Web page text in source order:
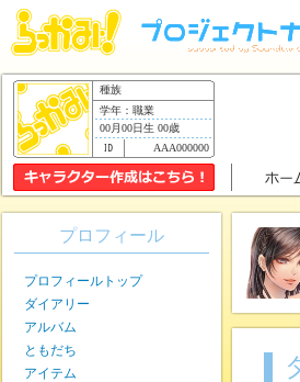
種族
学年：職業
00月00日生 00歳
AAA000000
プロフィール
プロフィールトップ
ダイアリー
アルバム
ともだち
アイテム